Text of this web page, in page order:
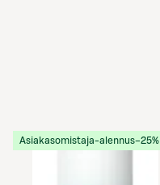
Asiakasomistaja-alennus−25%